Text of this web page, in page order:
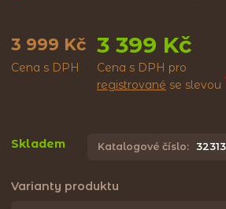
3 999 Kč
Cena s DPH
3 399 Kč
Cena s DPH pro
registrované se slevou
Skladem Katalogové číslo:
Varianty produktu